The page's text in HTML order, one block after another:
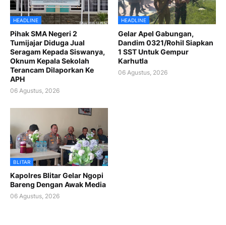
HEADLINE
Pihak SMA Negeri 2
Tumijajar Diduga Jual
Seragam Kepada Siswanya,
Oknum Kepala Sekolah
Terancam Dilaporkan Ke
APH
06 Agustus, 2026
HEADLINE
Gelar Apel Gabungan,
Dandim 0321/Rohil Siapkan
1 SST Untuk Gempur
Karhutla
06 Agustus, 2026
BLITAR
Kapolres Blitar Gelar Ngopi
Bareng Dengan Awak Media
06 Agustus, 2026